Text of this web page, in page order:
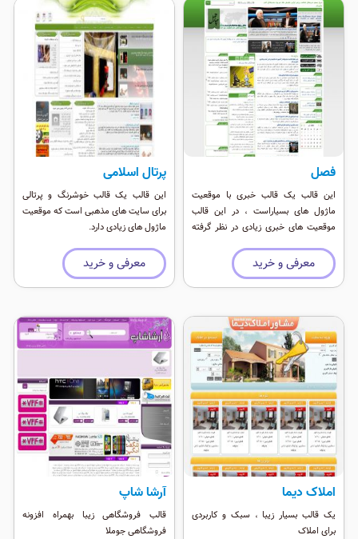
فصل
این قالب یک قالب خبری با موقعیت
ماژول های بسیاراست ، در این قالب
موقعیت های خبری زیادی در نظر گرفته
میتوانید مطالب زیادی را در این موقعیت
ها بچینید.
معرفی و خرید
پرتال اسلامی
این قالب یک قالب خوشرنگ و پرتالی
برای سایت های مذهبی است که موقعیت
ماژول های زیادی دارد.
معرفی و خرید
املاک دیما
یک قالب بسیار زیبا ، سبک و کاربردی
برای املاک
آرشا شاپ
قالب فروشگاهی زیبا بهمراه افزونه
فروشگاهی جوملا